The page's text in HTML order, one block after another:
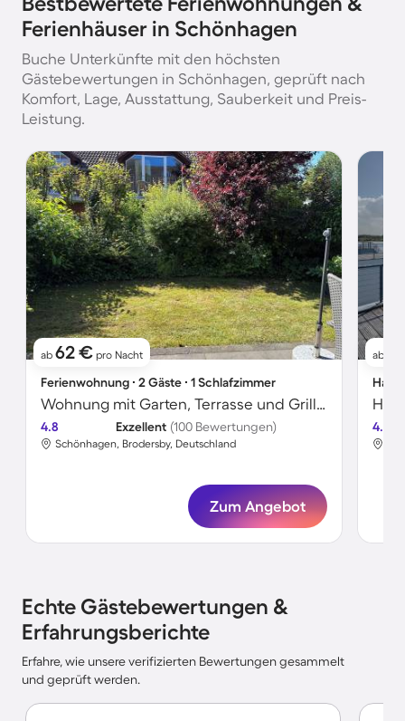
Ferienhäuser in Schönhagen
Buche Unterkünfte mit den höchsten
Gästebewertungen in Schönhagen, geprüft nach
Komfort, Lage, Ausstattung, Sauberkeit und Preis-
Leistung.
ab 62 € pro Nacht
Ferienwohnung ∙ 2 Gäste ∙ 1 Schlafzimmer
Wohnung mit Garten, Terrasse und Grill | Naturblick
4.8 Exzellent (100 Bewertungen)
Schönhagen, Brodersby, Deutschland
Zum Angebot
ab
4.7
Echte Gästebewertungen &
Erfahrungsberichte
Erfahre, wie unsere verifizierten Bewertungen gesammelt
und geprüft werden.